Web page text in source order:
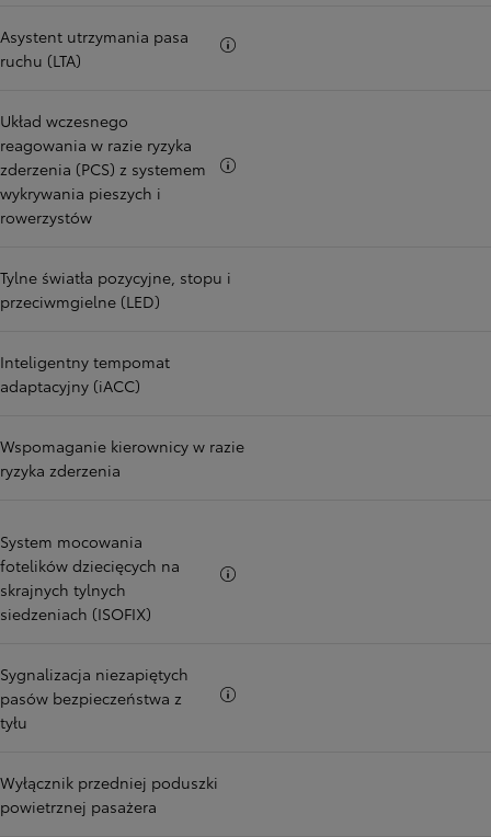
Asystent utrzymania pasa
ruchu (LTA)
Układ wczesnego
reagowania w razie ryzyka
zderzenia (PCS) z systemem
wykrywania pieszych i
rowerzystów
Tylne światła pozycyjne, stopu i
przeciwmgielne (LED)
Inteligentny tempomat
adaptacyjny (iACC)
Wspomaganie kierownicy w razie
ryzyka zderzenia
System mocowania
fotelików dziecięcych na
skrajnych tylnych
siedzeniach (ISOFIX)
Sygnalizacja niezapiętych
pasów bezpieczeństwa z
tyłu
Wyłącznik przedniej poduszki
powietrznej pasażera